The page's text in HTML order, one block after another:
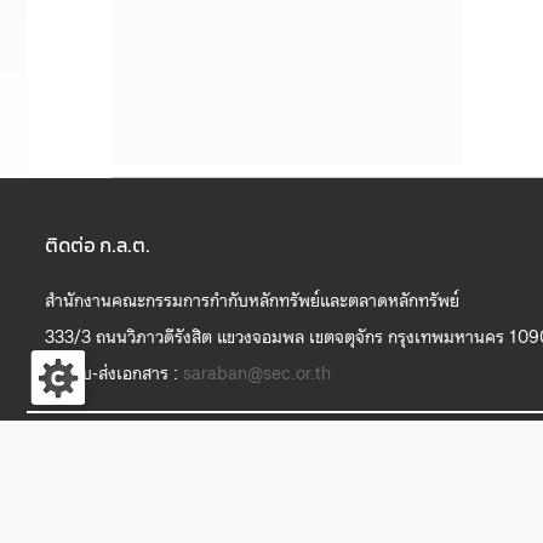
ติดต่อ ก.ล.ต.
สำนักงานคณะกรรมการกำกับหลักทรัพย์และตลาดหลักทรัพย์
333/3 ถนนวิภาวดีรังสิต แขวงจอมพล เขตจตุจักร กรุงเทพมหานคร
งานรับ-ส่งเอกสาร : saraban@sec.or.th